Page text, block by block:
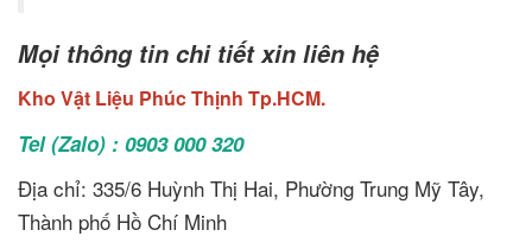
Mọi thông tin chi tiết xin liên hệ
Kho Vật Liệu Phúc Thịnh Tp.HCM.
Tel (Zalo) : 0903 000 320
Địa chỉ: 335/6 Huỳnh Thị Hai, Phường Trung Mỹ Tây,
Thành phố Hồ Chí Minh